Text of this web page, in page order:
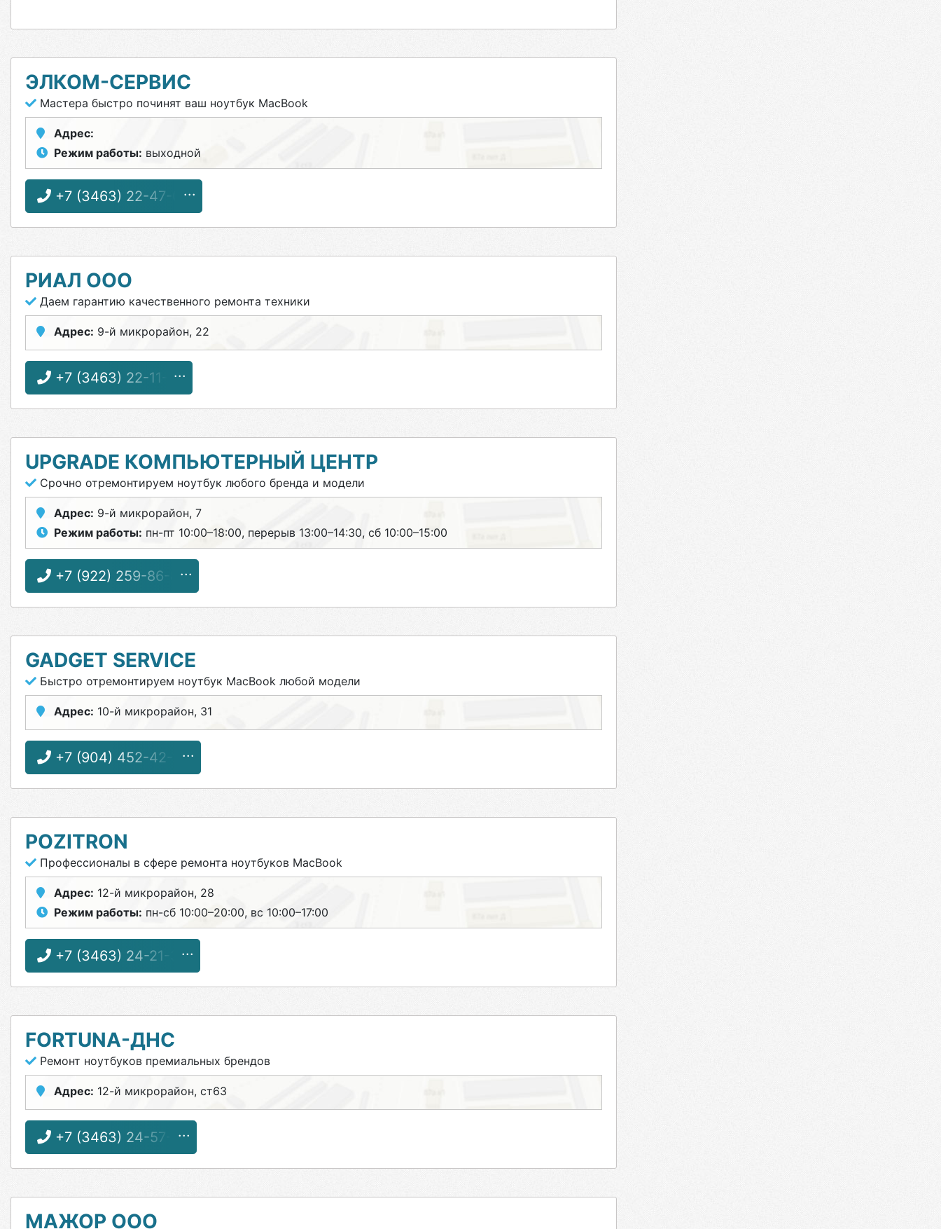
ЭЛКОМ-СЕРВИС
Мастера быстро починят ваш ноутбук MacBook
Адрес:
Режим работы: выходной
+7 (3463) 22-47-03
РИАЛ ООО
Даем гарантию качественного ремонта техники
Адрес: 9-й микрорайон, 22
+7 (3463) 22-11-11
UPGRADE КОМПЬЮТЕРНЫЙ ЦЕНТР
Срочно отремонтируем ноутбук любого бренда и модели
Адрес: 9-й микрорайон, 7
Режим работы: пн-пт 10:00–18:00, перерыв 13:00–14:30, сб 10:00–15:00
+7 (922) 259-86-82
GADGET SERVICE
Быстро отремонтируем ноутбук MacBook любой модели
Адрес: 10-й микрорайон, 31
+7 (904) 452-42-28
POZITRON
Профессионалы в сфере ремонта ноутбуков MacBook
Адрес: 12-й микрорайон, 28
Режим работы: пн-сб 10:00–20:00, вс 10:00–17:00
+7 (3463) 24-21-34
FORTUNA-ДНС
Ремонт ноутбуков премиальных брендов
Адрес: 12-й микрорайон, ст63
+7 (3463) 24-57-11
МАЖОР ООО